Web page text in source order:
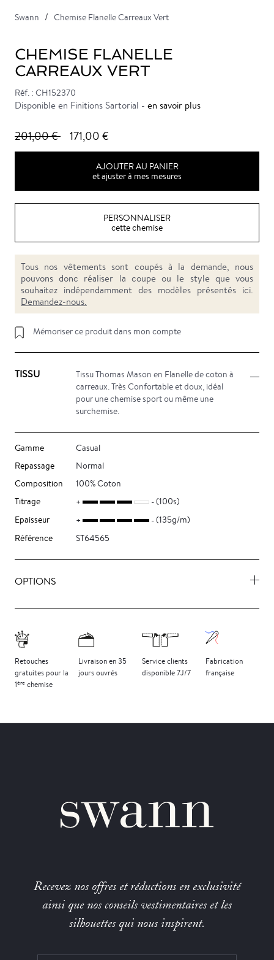
Swann Chemise Flanelle Carreaux Vert
CHEMISE FLANELLE
CARREAUX VERT
Réf. : CH152370
Disponible en Finitions Sartorial - en savoir plus
201,00 € 171,00 €
AJOUTER AU PANIER
et ajuster à mes mesures
PERSONNALISER
cette chemise
Tous nos vêtements sont coupés à la demande, nous
pouvons donc réaliser la coupe ou le style que vous
souhaitez indépendamment des modèles présentés ici.
Demandez-nous.
Mémoriser ce produit dans mon compte
TISSU
Tissu Thomas Mason en Flanelle de coton à
carreaux. Très Confortable et doux, idéal
pour une chemise sport ou même une
surchemise.
Gamme
Casual
Repassage
Normal
Composition
100% Coton
Titrage
(100s)
Epaisseur
(135g/m)
Référence
ST64565
OPTIONS
Retouches
gratuites pour la
1ère chemise
Livraison en 35
jours ouvrés
Service clients
disponible 7J/7
Fabrication
française
Recevez nos offres et réductions en exclusivité
ainsi que nos conseils vestimentaires et les
silhouettes qui nous inspirent.